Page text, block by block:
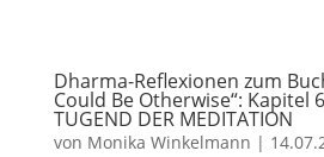
Dharma-Reflexionen zum
Could Be Otherwise“: Kapitel
TUGEND DER MEDITATION
von Monika Winkelmann |